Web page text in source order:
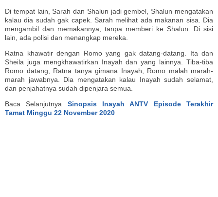
Di tempat lain, Sarah dan Shalun jadi gembel, Shalun mengatakan
kalau dia sudah gak capek. Sarah melihat ada makanan sisa. Dia
mengambil dan memakannya, tanpa memberi ke Shalun. Di sisi
lain, ada polisi dan menangkap mereka.
Ratna khawatir dengan Romo yang gak datang-datang. Ita dan
Sheila juga mengkhawatirkan Inayah dan yang lainnya. Tiba-tiba
Romo datang, Ratna tanya gimana Inayah, Romo malah marah-
marah jawabnya. Dia mengatakan kalau Inayah sudah selamat,
dan penjahatnya sudah dipenjara semua.
Baca Selanjutnya Sinopsis Inayah ANTV Episode Terakhir
Tamat Minggu 22 November 2020